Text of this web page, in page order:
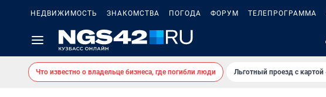
НЕДВИЖИМОСТЬ ЗНАКОМСТВА ПОГОДА ФОРУМ ТЕЛЕПРОГРАММА
Что известно о владельце бизнеса, где погибли люди Льготный проезд с